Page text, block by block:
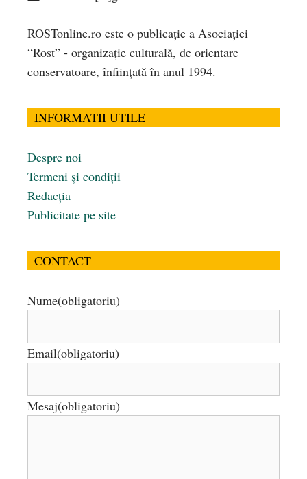
ROSTonline.ro este o publicaţie a Asociaţiei
“Rost” - organizaţie culturală, de orientare
conservatoare, înfiinţată în anul 1994.
INFORMATII UTILE
Despre noi
Termeni și condiții
Redacția
Publicitate pe site
CONTACT
Nume(obligatoriu)
Email(obligatoriu)
Mesaj(obligatoriu)